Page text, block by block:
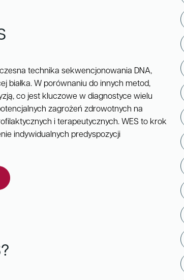
technika sekwencjonowania DNA,
białka. W porównaniu do innych metod,
co jest kluczowe w diagnostyce wielu
zagrożeń zdrowotnych na
i terapeutycznych. WES to krok
indywidualnych predyspozycji